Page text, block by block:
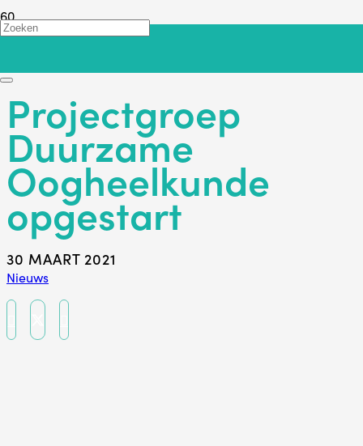
Projectgroep
Duurzame
Oogheelkunde
opgestart
30 MAART 2021
Nieuws